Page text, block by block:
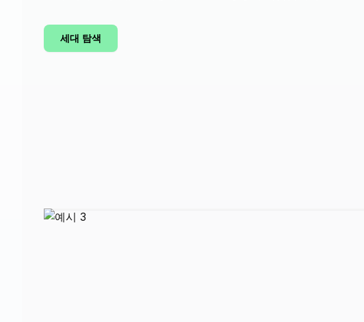
세대 탐색